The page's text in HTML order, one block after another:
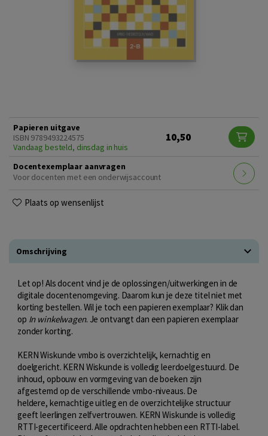
Papieren uitgave
ISBN 9789493224575
Vandaag besteld, dinsdag in huis
10,50
Docentexemplaar aanvragen
Voor docenten met een onderwijsaccount
Plaats op wensenlijst
Omschrijving
Let op! Als docent vind je de oplossingen/uitwerkingen in de
digitale docentenomgeving. Daarom kun je deze titel niet met
korting bestellen. Wil je toch een papieren exemplaar? Klik dan
op In winkelwagen. Je ontvangt dan een papieren exemplaar
zonder korting.
KERN Wiskunde vmbo is overzichtelijk, kernachtig en
doelgericht. KERN Wiskunde is volledig leerdoelgestuurd. De
inhoud, opbouw en vormgeving van de boeken zijn
afgestemd op de verschillende vmbo-niveaus. De
heldere, kernachtige uitleg en de overzichtelijke structuur
geeft leerlingen zelfvertrouwen. KERN Wiskunde is volledig
RTTI-gecertificeerd. Alle opdrachten hebben een RTTI-label.